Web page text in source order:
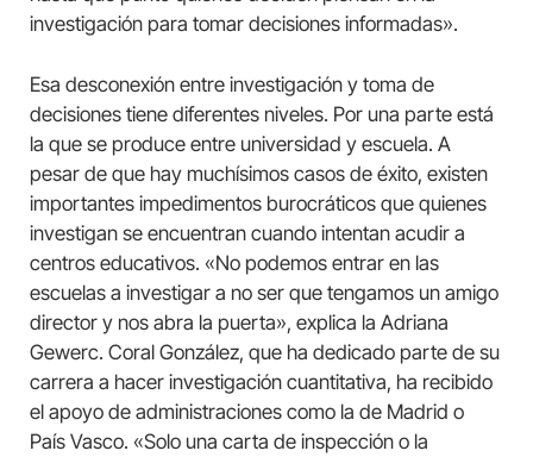
investigación para tomar decisiones informadas».
Esa desconexión entre investigación y toma de
decisiones tiene diferentes niveles. Por una parte está
la que se produce entre universidad y escuela. A
pesar de que hay muchísimos casos de éxito, existen
importantes impedimentos burocráticos que quienes
investigan se encuentran cuando intentan acudir a
centros educativos. «No podemos entrar en las
escuelas a investigar a no ser que tengamos un amigo
director y nos abra la puerta», explica la Adriana
Gewerc. Coral González, que ha dedicado parte de su
carrera a hacer investigación cuantitativa, ha recibido
el apoyo de administraciones como la de Madrid o
País Vasco. «Solo una carta de inspección o la